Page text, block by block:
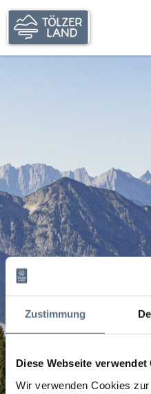
Zustimmung
Diese Webseite verwendet
Wir verwenden Cookies